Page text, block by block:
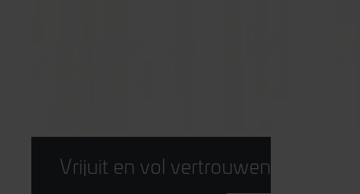
Vrijuit en vol vertrouwen